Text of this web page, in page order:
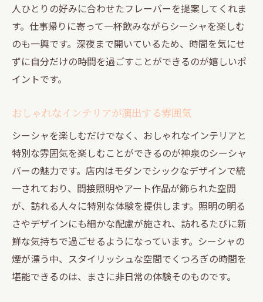
人ひとりの好みに合わせたフレーバーを提案してくれま
す。仕事帰りに寄って一杯飲みながらシーシャを楽しむ
のも一興です。深夜まで開いているため、時間を気にせ
ずに自分だけの時間を過ごすことができるのが嬉しいポ
イントです。
おしゃれなインテリアが演出する雰囲気
シーシャを楽しむだけでなく、おしゃれなインテリアと
特別な雰囲気を楽しむことができるのが神泉のシーシャ
バーの魅力です。店内はモダンでシックなデザインで統
一されており、間接照明やアート作品が飾られた空間
が、訪れる人々に特別な体験を提供します。照明の明る
さやデザインにも細かな配慮が施され、訪れるたびに新
鮮な気持ちで過ごせるようになっています。シーシャの
煙が漂う中、スタイリッシュな空間でくつろぎの時間を
堪能できるのは、まさに非日常の体験そのものです。